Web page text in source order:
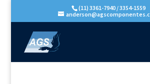
(11) 3361-7940 / 3354-1559